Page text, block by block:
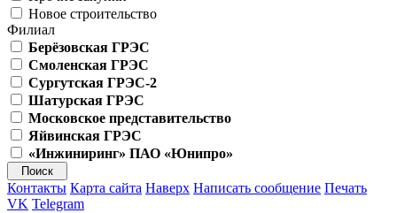
Новое строительство
Филиал
Берёзовская ГРЭС
Смоленская ГРЭС
Сургутская ГРЭС-2
Шатурская ГРЭС
Московское представительство
Яйвинская ГРЭС
«Инжиниринг» ПАО «Юнипро»
Контакты Карта сайта Наверх Написать сообщение Печать
VK Telegram